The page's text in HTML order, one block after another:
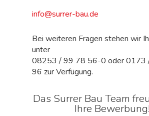
info@surrer-bau.de
Bei weiteren Fragen stehen wir
unter
08253 / 99 78 56-0 oder 0173
96 zur Verfügung.
Das Surrer Bau Team
Ihre Bewerbung!